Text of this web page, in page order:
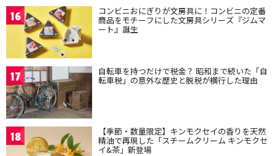
16 コンビニおにぎりが文房具に！コンビニの定番
商品をモチーフにした文房具シリーズ『ジムマ
ート』誕生
17 自転車を持つだけで税金？ 昭和まで続いた「自
転車税」の意外な歴史と脱税が横行した理由
18 【季節・数量限定】キンモクセイの香りを天然
精油で再現した「スチームクリーム キンモクセ
イ&茶」新登場